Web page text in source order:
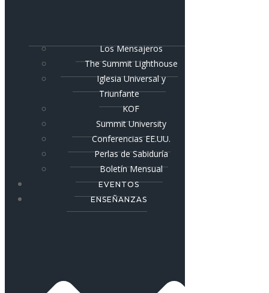
Los Mensajeros
The Summit Lighthouse
Iglesia Universal y
Triunfante
KOF
Summit University
Conferencias EE.UU.
Perlas de Sabiduría
Boletín Mensual
EVENTOS
ENSEÑANZAS